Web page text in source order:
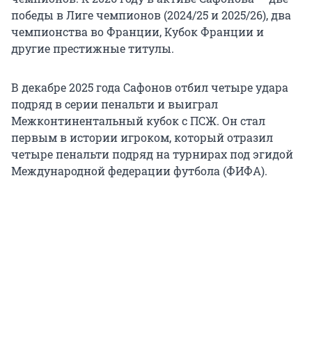
победы в Лиге чемпионов (2024/25 и 2025/26), два
чемпионства во Франции, Кубок Франции и
другие престижные титулы.
В декабре 2025 года Сафонов отбил четыре удара
подряд в серии пенальти и выиграл
Межконтинентальный кубок с ПСЖ. Он стал
первым в истории игроком, который отразил
четыре пенальти подряд на турнирах под эгидой
Международной федерации футбола (ФИФА).